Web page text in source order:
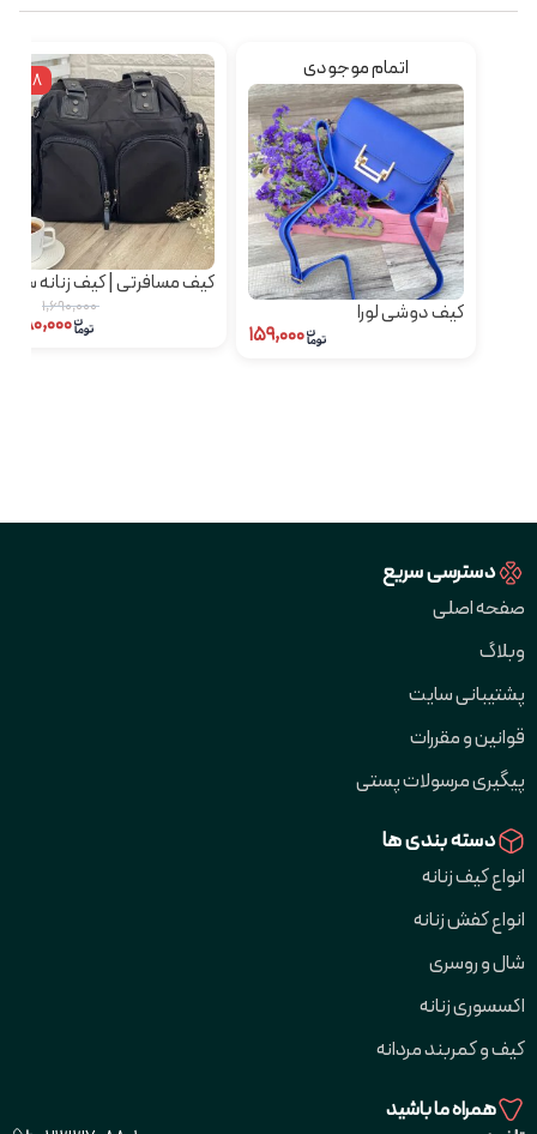
اتمام موجودی
کیف دوشی لورا
٪18
کیف مسافرتی | کیف زنانه سایز
۱,۶۹۰,۰۰۰
دسترسی سریع
صفحه اصلی
وبلاگ
پشتیبانی سایت
قوانین و مقررات
پیگیری مرسولات پستی
دسته بندی ها
انواع کیف زنانه
انواع کفش زنانه
شال و روسری
اکسسوری زنانه
کیف و کمربند مردانه
همراه ما باشید